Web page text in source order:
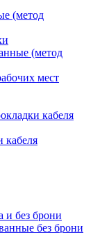
(метод
(метод
мест
кабеля
кабеля
и без брони
без брони